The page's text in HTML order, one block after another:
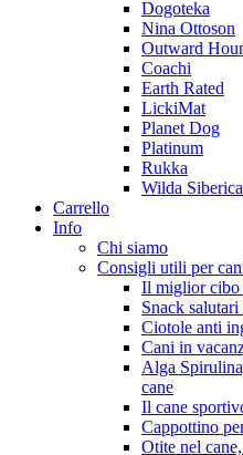
Dogoteka
Nina Ottoson
Outward
Coachi
Earth Rated
LickiMat
Planet Dog
Platinum
Rukka
Wilda Siberica
Carrello
Info
Chi siamo
Consigli utili per
Il miglior cibo
Snack
Ciotole anti
Cani in
Alga
cane
Il cane
Cappottino
Otite nel